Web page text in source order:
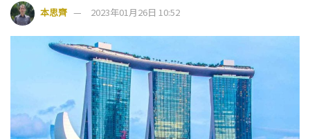
本思齊 2023年01月26日 10:52